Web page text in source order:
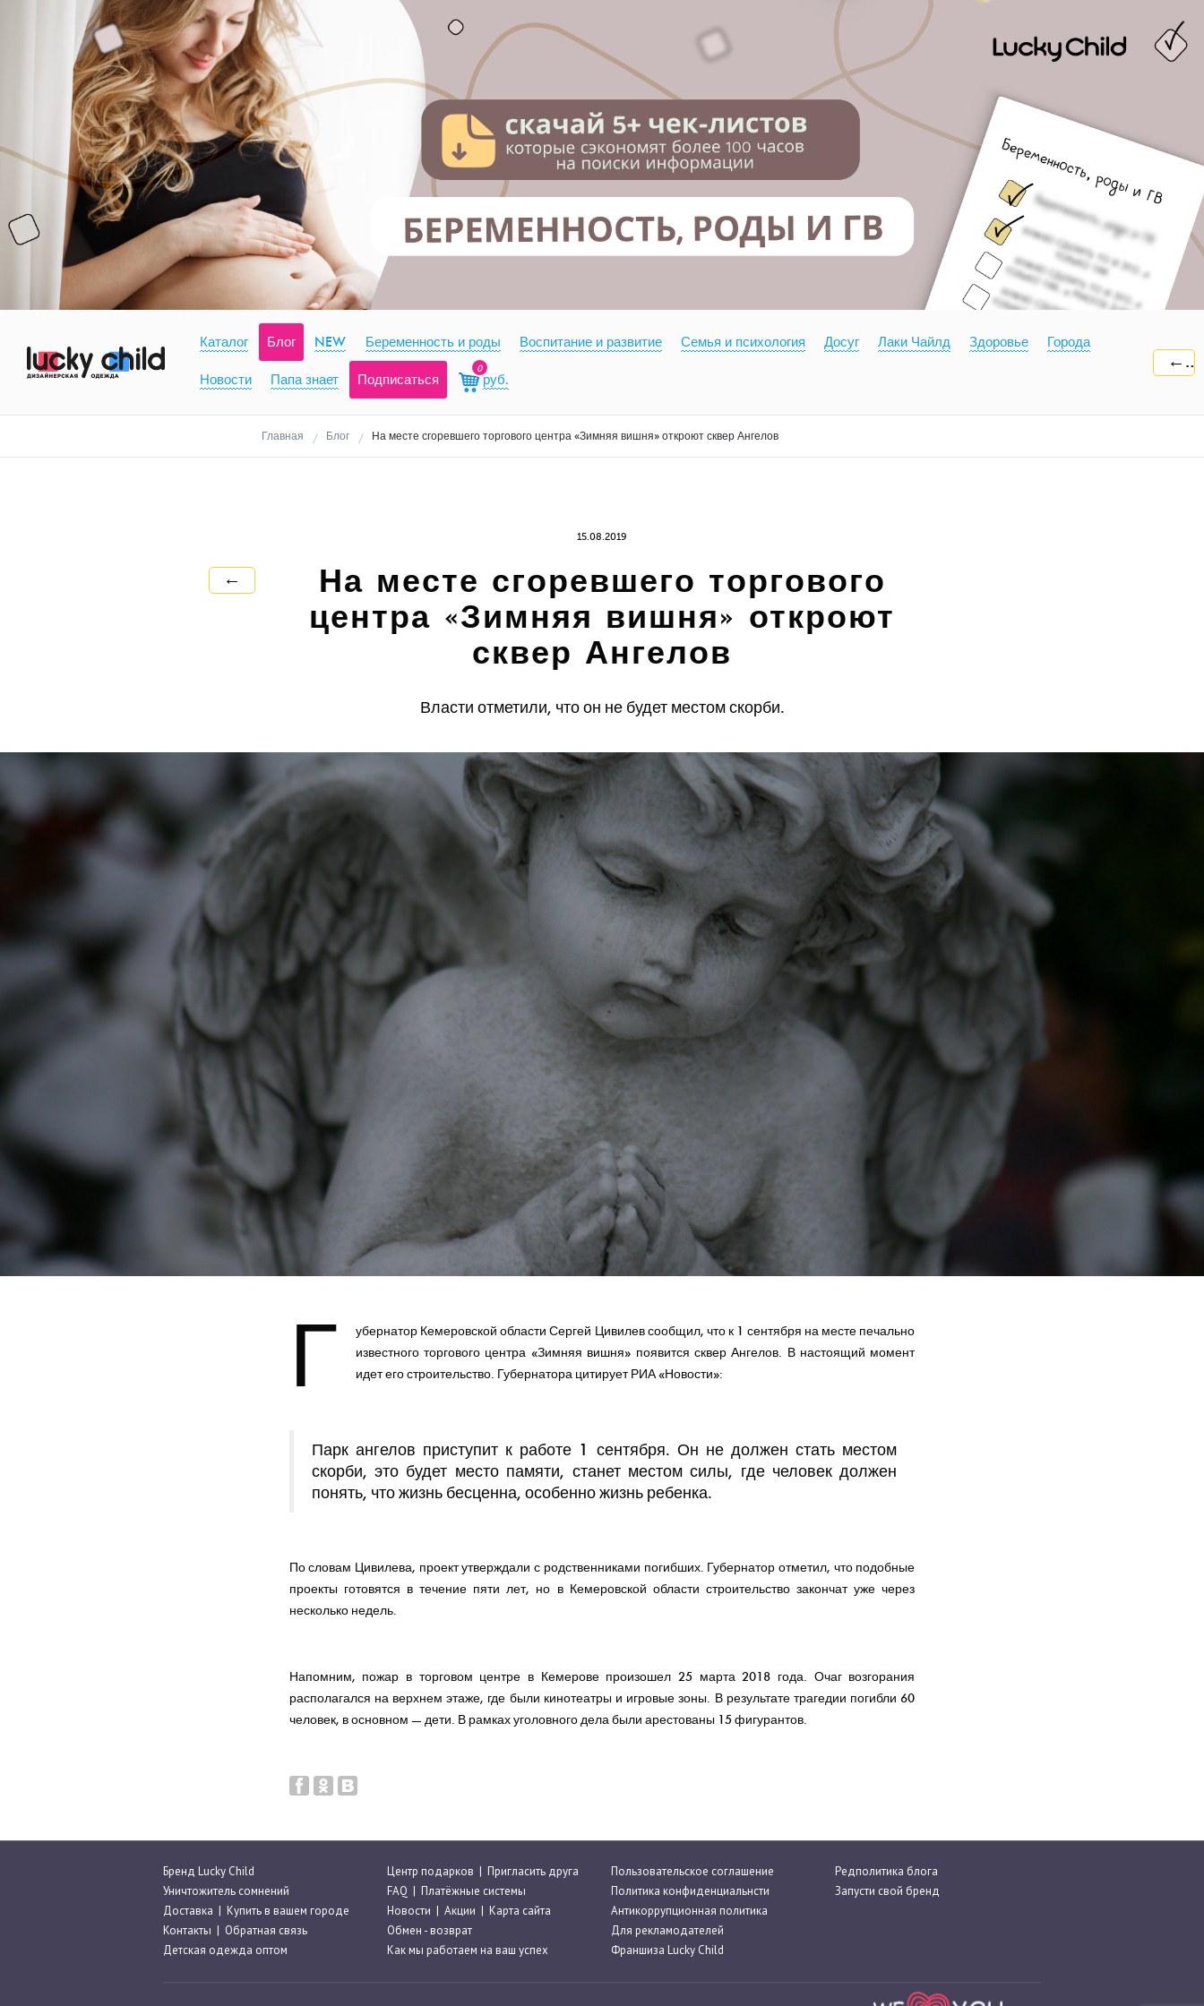
Каталог Блог NEW Беременность и роды Воспитание и развитие Семья и психология Досуг Лаки Чайлд Здоровье Города
Новости Папа знает Подписаться
0
руб.
←
Главная Блог На месте сгоревшего торгового центра «Зимняя вишня» откроют сквер Ангелов
←
15.08.2019
На месте сгоревшего торгового
центра «Зимняя вишня» откроют
сквер Ангелов
Власти отметили, что он не будет местом скорби.
Г
убернатор Кемеровской области Сергей Цивилев сообщил, что к 1 сентября на месте печально
известного торгового центра «Зимняя вишня» появится сквер Ангелов. В настоящий момент
идет его строительство. Губернатора цитирует РИА «Новости»:
Парк ангелов приступит к работе 1 сентября. Он не должен стать местом
скорби, это будет место памяти, станет местом силы, где человек должен
понять, что жизнь бесценна, особенно жизнь ребенка.
По словам Цивилева, проект утверждали с родственниками погибших. Губернатор отметил, что подобные
проекты готовятся в течение пяти лет, но в Кемеровской области строительство закончат уже через
несколько недель.
Напомним, пожар в торговом центре в Кемерове произошел 25 марта 2018 года. Очаг возгорания
располагался на верхнем этаже, где были кинотеатры и игровые зоны. В результате трагедии погибли 60
человек, в основном — дети. В рамках уголовного дела были арестованы 15 фигурантов.
Бренд Lucky Child
Уничтожитель сомнений
Доставка | Купить в вашем городе
Контакты | Обратная связь
Детская одежда оптом
Центр подарков | Пригласить друга
FAQ | Платёжные системы
Новости | Акции | Карта сайта
Обмен - возврат
Как мы работаем на ваш успех
Пользовательское соглашение
Политика конфиденциальнсти
Антикоррупционная политика
Для рекламодателей
Франшиза Lucky Child
Редполитика блога
Запусти свой бренд